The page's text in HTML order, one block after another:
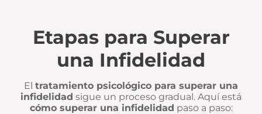
Etapas para Superar
una Infidelidad
El tratamiento psicológico para superar una
infidelidad sigue un proceso gradual. Aquí está
cómo superar una infidelidad paso a paso: